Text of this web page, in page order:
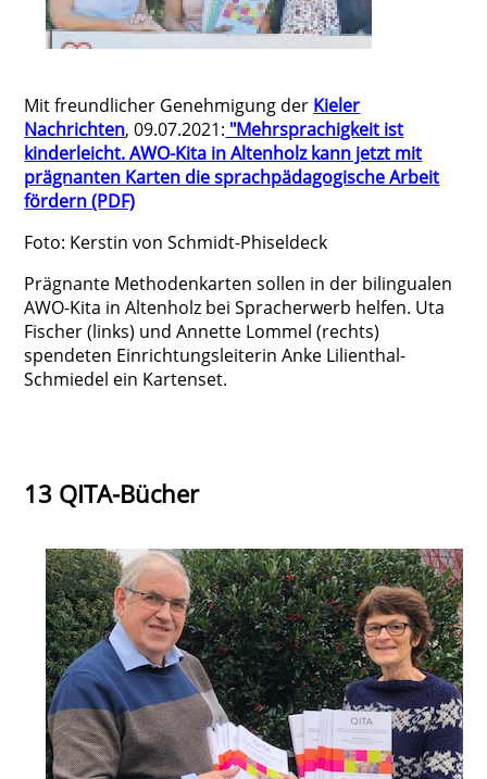
Mit freundlicher Genehmigung der Kieler
Nachrichten, 09.07.2021: "Mehrsprachigkeit ist
kinderleicht. AWO-Kita in Altenholz kann jetzt mit
prägnanten Karten die sprachpädagogische Arbeit
fördern (PDF)
Foto: Kerstin von Schmidt-Phiseldeck
Prägnante Methodenkarten sollen in der bilingualen
AWO-Kita in Altenholz bei Spracherwerb helfen. Uta
Fischer (links) und Annette Lommel (rechts)
spendeten Einrichtungsleiterin Anke Lilienthal-
Schmiedel ein Kartenset.
13 QITA-Bücher